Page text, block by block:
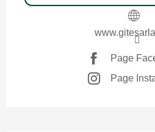
Page
Page